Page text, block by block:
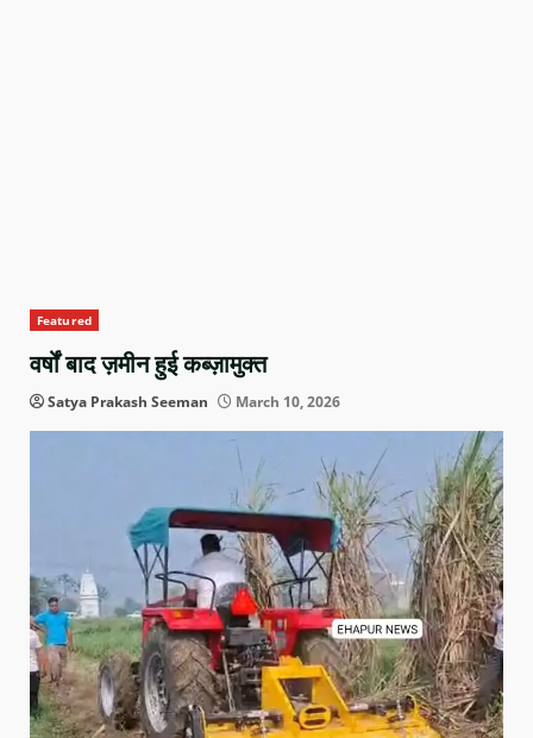
Featured
वर्षों बाद ज़मीन हुई कब्ज़ामुक्त
Satya Prakash Seeman March 10, 2026